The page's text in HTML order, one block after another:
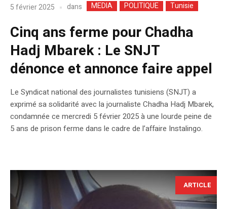
5 février 2025 dans MEDIA POLITIQUE Tunisie
Cinq ans ferme pour Chadha
Hadj Mbarek : Le SNJT
dénonce et annonce faire appel
Le Syndicat national des journalistes tunisiens (SNJT) a
exprimé sa solidarité avec la journaliste Chadha Hadj Mbarek,
condamnée ce mercredi 5 février 2025 à une lourde peine de
5 ans de prison ferme dans le cadre de l’affaire Instalingo.
ARTICLE